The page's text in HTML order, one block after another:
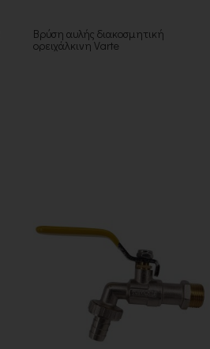
Βρύση αυλής διακοσμητική
ορειχάλκινη Varte